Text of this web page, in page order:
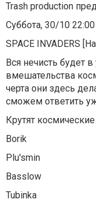
Trash production
Суббота, 30/10 22:00
SPACE INVADERS
Вся нечисть будет
вмешательства
черта они здесь
сможем ответить
Крутят
Borik
Plu'smin
Basslow
Tubinka